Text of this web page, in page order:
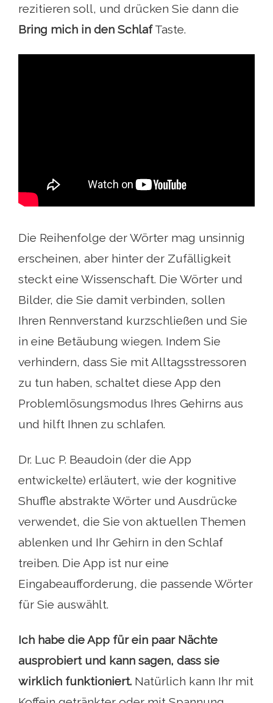
rezitieren soll, und drücken Sie dann die
Bring mich in den SchlafTaste.
Die Reihenfolge der Wörter mag unsinnig
erscheinen, aber hinter der Zufälligkeit
steckt eine Wissenschaft. Die Wörter und
Bilder, die Sie damit verbinden, sollen
Ihren Rennverstand kurzschließen und Sie
in eine Betäubung wiegen. Indem Sie
verhindern, dass Sie mit Alltagsstressoren
zu tun haben, schaltet diese App den
Problemlösungsmodus Ihres Gehirns aus
und hilft Ihnen zu schlafen.
Dr. Luc P. Beaudoin (der die App
entwickelte) erläutert, wie der kognitive
Shuffle abstrakte Wörter und Ausdrücke
verwendet, die Sie von aktuellen Themen
ablenken und Ihr Gehirn in den Schlaf
treiben. Die App ist nur eine
Eingabeaufforderung, die passende Wörter
für Sie auswählt.
Ich habe die App für ein paar Nächte
ausprobiert und kann sagen, dass sie
wirklich funktioniert. Natürlich kann Ihr mit